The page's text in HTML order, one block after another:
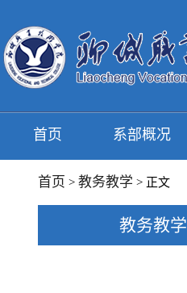
首页 系部概况
首页 > 教务教学 > 正文
教务教学